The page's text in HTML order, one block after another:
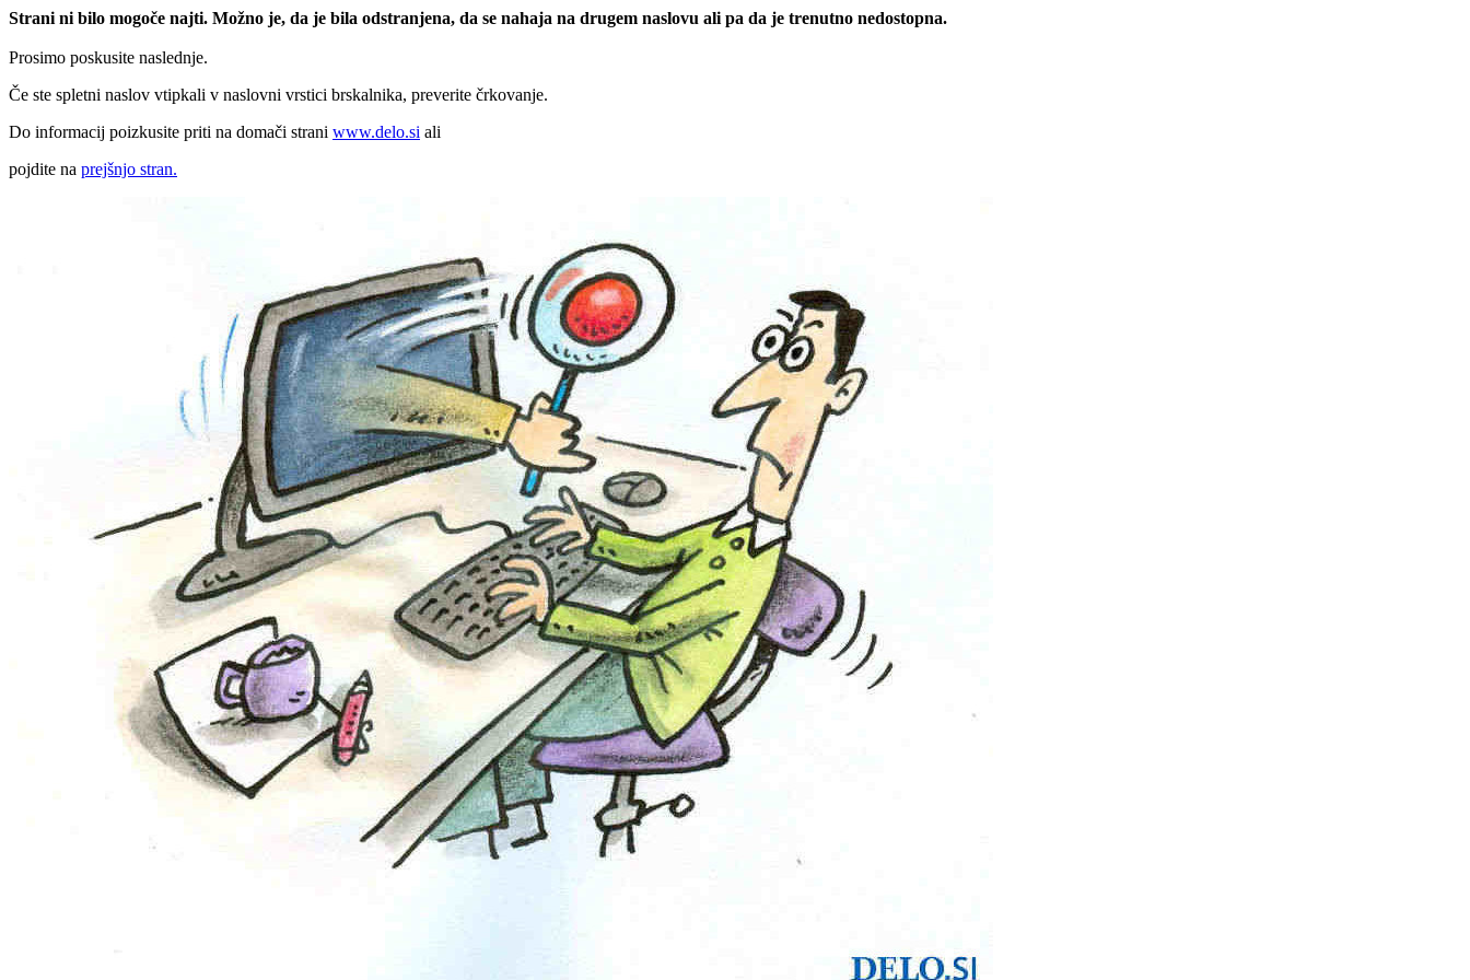
Strani ni bilo mogoče najti. Možno je, da je bila odstranjena, da se nahaja na drugem naslovu ali pa da je trenutno nedostopna.
Prosimo poskusite naslednje.
Če ste spletni naslov vtipkali v naslovni vrstici brskalnika, preverite črkovanje.
Do informacij poizkusite priti na domači strani www.delo.si ali
pojdite na prejšnjo stran.